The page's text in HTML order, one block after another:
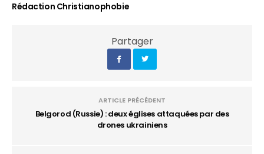
Rédaction Christianophobie
Partager
ARTICLE PRÉCÉDENT
Belgorod (Russie) : deux églises attaquées par des
drones ukrainiens